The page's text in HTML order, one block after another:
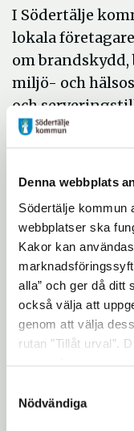
Denna webbplats
Södertälje kommun
webbplatser ska
Kakor kan
alla” och ger då ditt
också välja att
genom att välja
rutan ”Tillåt urval”.
"Visa detaljer" kan
hur vi och våra
Nödvändiga
I Södertälje
lokala
om
miljö- och
och
betyg på 89,
är också det
och trettonde
brandskydd får
på 86, sextonde
bygglov och
hela sju pinnar
med 2024 och
gör varje dag